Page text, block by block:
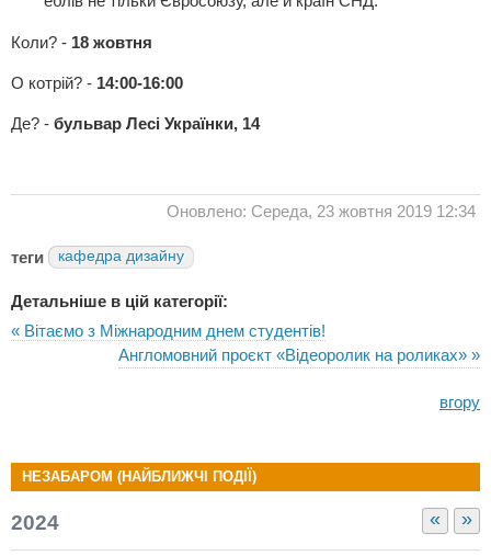
Коли? - 18 жовтня
О котрій? - 14:00-16:00
Де? - бульвар Лесі Українки, 14
Оновлено: Середа, 23 жовтня 2019 12:34
теги кафедра дизайну
Детальніше в цій категорії:
« Вітаємо з Міжнародним днем студентів!
Англомовний проєкт «Відеоролик на роликах» »
вгору
НЕЗАБАРОМ (НАЙБЛИЖЧІ ПОДІЇ)
« »
2024